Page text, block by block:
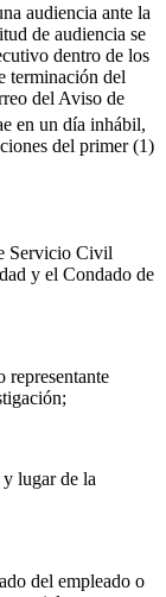
audiencia ante la
de audiencia se
dentro de los
terminación del
del Aviso de
en un día inhábil,
del primer (1)
Servicio Civil
y el Condado de
representante
lugar de la
del empleado o